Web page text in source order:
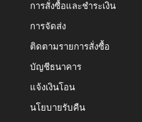
การสั่งซื้อและชำระเงิน
การจัดส่ง
ติดตามรายการสั่งซื้อ
บัญชีธนาคาร
แจ้งเงินโอน
นโยบายรับคืน